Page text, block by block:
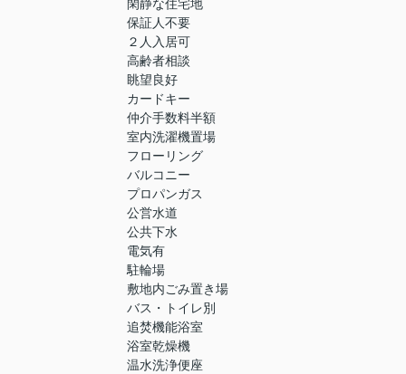
閑静な住宅地
保証人不要
２人入居可
高齢者相談
眺望良好
カードキー
仲介手数料半額
室内洗濯機置場
フローリング
バルコニー
プロパンガス
公営水道
公共下水
電気有
駐輪場
敷地内ごみ置き場
バス・トイレ別
追焚機能浴室
浴室乾燥機
温水洗浄便座